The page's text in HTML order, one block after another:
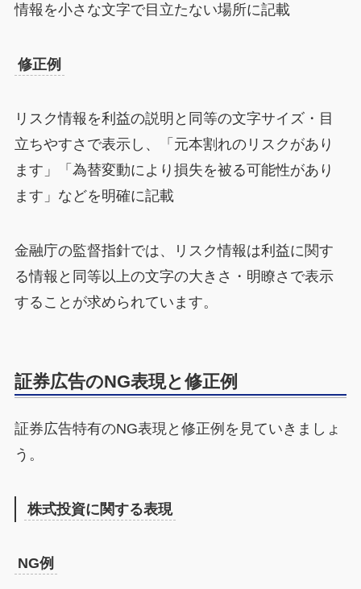
情報を小さな文字で目立たない場所に記載
修正例
リスク情報を利益の説明と同等の文字サイズ・目
立ちやすさで表示し、「元本割れのリスクがあり
ます」「為替変動により損失を被る可能性があり
ます」などを明確に記載
金融庁の監督指針では、リスク情報は利益に関す
る情報と同等以上の文字の大きさ・明瞭さで表示
することが求められています。
証券広告のNG表現と修正例
証券広告特有のNG表現と修正例を見ていきましょ
う。
株式投資に関する表現
NG例